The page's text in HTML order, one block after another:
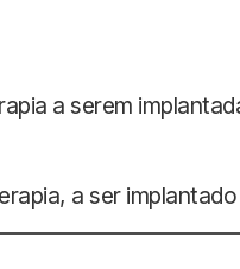
a serem
a ser